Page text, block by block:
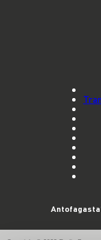
Antofagasta